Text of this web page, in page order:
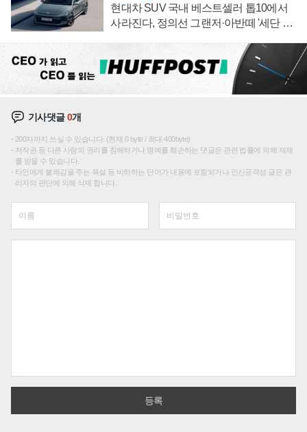
현대차 SUV 국내 베스트셀러 톱10에서
사라진다, 정의선 그랜저·아반떼 '세단 쌍
기사댓글0개
200자까지 쓰실 수 있습니다. (현재 0 byte / 최대 400byte)
저작권 등 다른 사람의 권리를 침해하거나 명예를 훼손하는 댓글은 관련 법률에 의해 제재
를 받을 수 있습니다.
타인에게 불쾌감을 주는 욕설 등 비하하는 단어가 내용에 포함되거나 인신공격성 글은 관
리자의 판단에 의해 삭제 합니다.